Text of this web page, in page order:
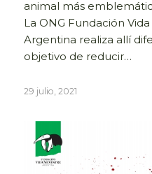
animal más
La ONG Fundación
Argentina realiza allí
objetivo de reducir…
29 julio, 2021